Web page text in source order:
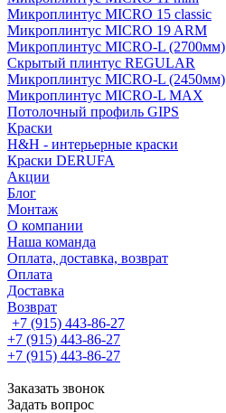
Микроплинтус MICRO 15 classic
Микроплинтус MICRO 19 ARM
Микроплинтус MICRO-L (2700мм)
Скрытый плинтус REGULAR
Микроплинтус MICRO-L (2450мм)
Микроплинтус MICRO-L MAX
Потолочный профиль GIPS
Краски
H&H - интерьерные краски
Краски DERUFA
Акции
Блог
Монтаж
О компании
Наша команда
Оплата, доставка, возврат
Оплата
Доставка
Возврат
+7 (915) 443-86-27
+7 (915) 443-86-27
+7 (915) 443-86-27
Заказать звонок
Задать вопрос